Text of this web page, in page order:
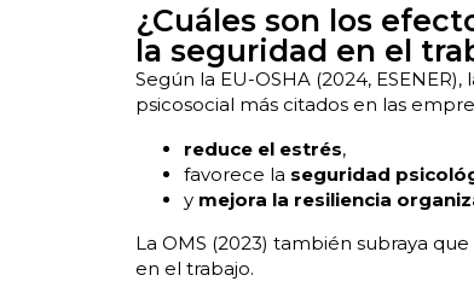
¿Cuáles son los
la seguridad en el
Según la EU-OSHA (2024,
psicosocial más citados en las
reduce el estrés,
favorece la seguridad
y mejora la resiliencia
La OMS (2023) también subraya
en el trabajo.